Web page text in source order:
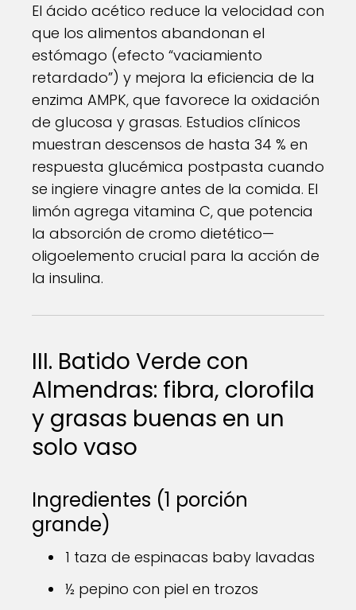
El ácido acético reduce la velocidad con
que los alimentos abandonan el
estómago (efecto “vaciamiento
retardado”) y mejora la eficiencia de la
enzima AMPK, que favorece la oxidación
de glucosa y grasas. Estudios clínicos
muestran descensos de hasta 34 % en
respuesta glucémica postpasta cuando
se ingiere vinagre antes de la comida. El
limón agrega vitamina C, que potencia
la absorción de cromo dietético—
oligoelemento crucial para la acción de
la insulina.
III. Batido Verde con
Almendras: fibra, clorofila
y grasas buenas en un
solo vaso
Ingredientes (1 porción
grande)
1 taza de espinacas baby lavadas
½ pepino con piel en trozos